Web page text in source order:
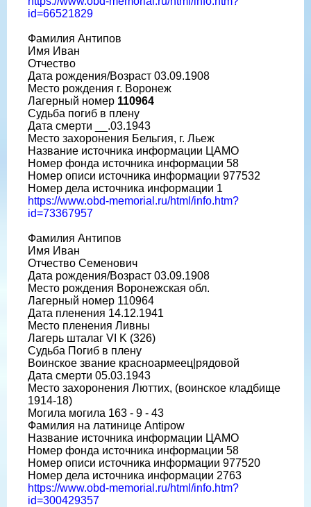
id=66521829
Фамилия Антипов
Имя Иван
Отчество
Дата рождения/Возраст 03.09.1908
Место рождения г. Воронеж
Лагерный номер 110964
Судьба погиб в плену
Дата смерти __.03.1943
Место захоронения Бельгия, г. Льеж
Название источника информации ЦАМО
Номер фонда источника информации 58
Номер описи источника информации 977532
Номер дела источника информации 1
https://www.obd-memorial.ru/html/info.htm?
id=73367957
Фамилия Антипов
Имя Иван
Отчество Семенович
Дата рождения/Возраст 03.09.1908
Место рождения Воронежская обл.
Лагерный номер 110964
Дата пленения 14.12.1941
Место пленения Ливны
Лагерь шталаг VI K (326)
Судьба Погиб в плену
Воинское звание красноармеец|рядовой
Дата смерти 05.03.1943
Место захоронения Люттих, (воинское кладбище
1914-18)
Могила могила 163 - 9 - 43
Фамилия на латинице Antipow
Название источника информации ЦАМО
Номер фонда источника информации 58
Номер описи источника информации 977520
Номер дела источника информации 2763
https://www.obd-memorial.ru/html/info.htm?
id=300429357